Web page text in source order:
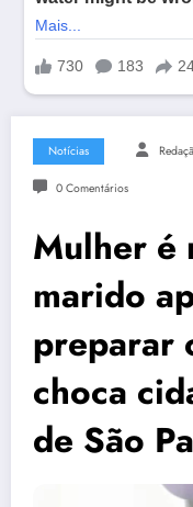
Notícias
0 Comentários
Mulher é
marido
preparar
choca
de São